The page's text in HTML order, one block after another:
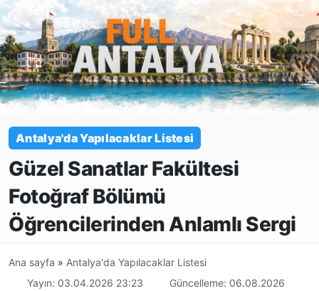
Antalya'da Yapılacaklar Listesi
Güzel Sanatlar Fakültesi
Fotoğraf Bölümü
Öğrencilerinden Anlamlı Sergi
Ana sayfa » Antalya'da Yapılacaklar Listesi
Yayın: 03.04.2026 23:23
Güncelleme: 06.08.2026